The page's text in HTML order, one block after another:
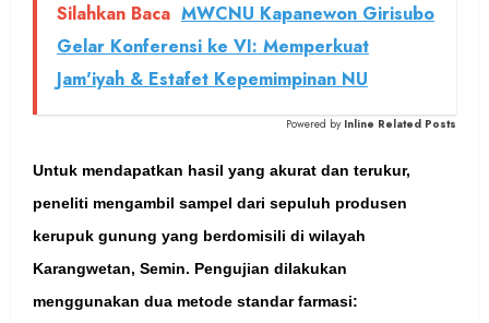
Silahkan Baca MWCNU Kapanewon Girisubo
Gelar Konferensi ke VI: Memperkuat
Jam'iyah & Estafet Kepemimpinan NU
Powered by Inline Related Posts
Untuk mendapatkan hasil yang akurat dan terukur,
peneliti mengambil sampel dari sepuluh produsen
kerupuk gunung yang berdomisili di wilayah
Karangwetan, Semin. Pengujian dilakukan
menggunakan dua metode standar farmasi: